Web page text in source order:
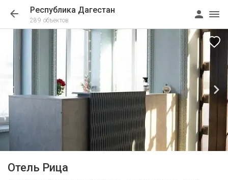
Республика Дагестан
289 объектов
Отель Рица